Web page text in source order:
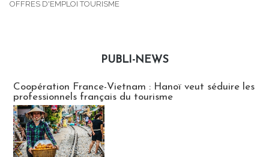
OFFRES D'EMPLOI TOURISME
PUBLI-NEWS
Coopération France-Vietnam : Hanoï veut séduire les
professionnels français du tourisme